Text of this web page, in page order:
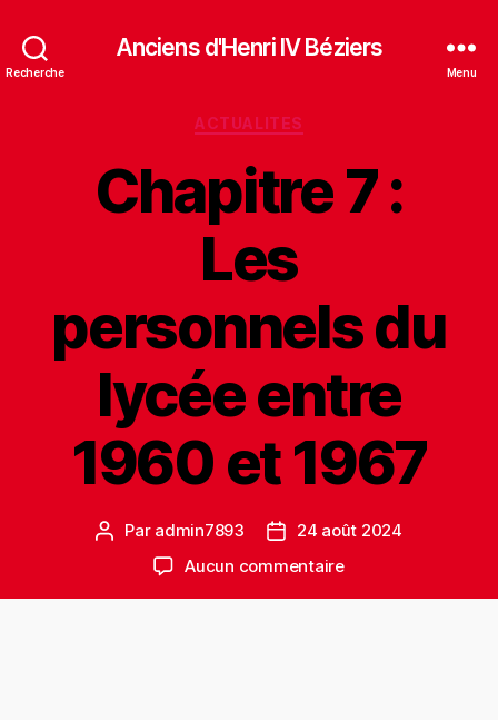
Recherche
Anciens d'Henri IV Béziers
Menu
ACTUALITES
Chapitre 7 :
Les
personnels du
lycée entre
1960 et 1967
Par admin7893
24 août 2024
Aucun commentaire